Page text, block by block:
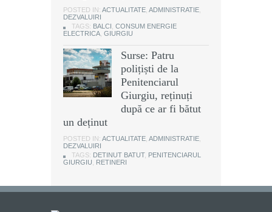
POSTED IN: ACTUALITATE ADMINISTRATIE
DEZVALUIRI
TAGS: BALCI CONSUM ENERGIE
ELECTRICA GIURGIU
Surse: Patru
polițiști de la
Penitenciarul
Giurgiu, reținuți
după ce ar fi bătut
un deținut
POSTED IN: ACTUALITATE ADMINISTRATIE
DEZVALUIRI
TAGS: DETINUT BATUT, PENITENCIARUL
GIURGIU
RETINERI